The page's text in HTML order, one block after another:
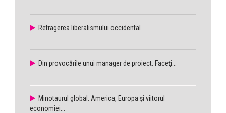
Retragerea liberalismului occidental
Din provocările unui manager de proiect. Faceţi...
Minotaurul global. America, Europa şi viitorul
economiei...